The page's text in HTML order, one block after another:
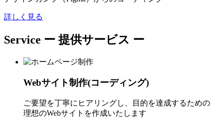
詳しく見る
Service ー 提供サービス ー
Webサイト制作(コーディング)
ご要望を丁寧にヒアリングし、目的を達成するための
理想のWebサイトを作成いたします